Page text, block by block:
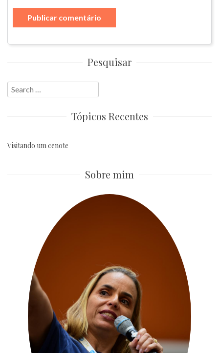
Pesquisar
Search
for:
Tópicos Recentes
Visitando um cenote
Sobre mim